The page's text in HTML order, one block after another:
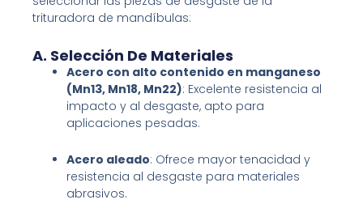
trituradora de mandíbulas:
A. Selección De Materiales
Acero con alto contenido en manganeso
(Mn13, Mn18, Mn22): Excelente resistencia al
impacto y al desgaste, apto para
aplicaciones pesadas.
Acero aleado: Ofrece mayor tenacidad y
resistencia al desgaste para materiales
abrasivos.